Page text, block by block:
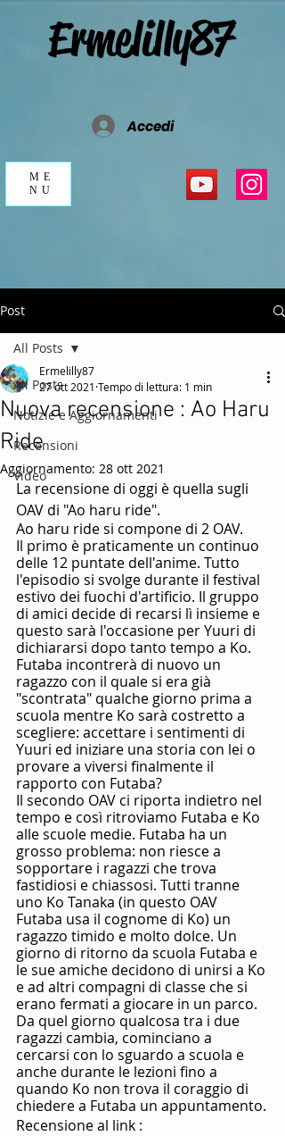
Ermelilly87
Accedi
ME
NU
Post
All Posts
Notizie e Aggiornamenti
Recensioni
Video
All Posts
Nuova recensione : Ao Haru
Ride
Ermelilly87
27 ott 2021 Tempo di lettura: 1 min
Aggiornamento: 28 ott 2021
La recensione di oggi è quella sugli
OAV di "Ao haru ride".
Ao haru ride si compone di 2 OAV.
Il primo è praticamente un continuo
delle 12 puntate dell'anime. Tutto
l'episodio si svolge durante il festival
estivo dei fuochi d'artificio. Il gruppo
di amici decide di recarsi lì insieme e
questo sarà l'occasione per Yuuri di
dichiararsi dopo tanto tempo a Ko.
Futaba incontrerà di nuovo un
ragazzo con il quale si era già
"scontrata" qualche giorno prima a
scuola mentre Ko sarà costretto a
scegliere: accettare i sentimenti di
Yuuri ed iniziare una storia con lei o
provare a viversi finalmente il
rapporto con Futaba?
Il secondo OAV ci riporta indietro nel
tempo e così ritroviamo Futaba e Ko
alle scuole medie. Futaba ha un
grosso problema: non riesce a
sopportare i ragazzi che trova
fastidiosi e chiassosi. Tutti tranne
uno Ko Tanaka (in questo OAV
Futaba usa il cognome di Ko) un
ragazzo timido e molto dolce. Un
giorno di ritorno da scuola Futaba e
le sue amiche decidono di unirsi a Ko
e ad altri compagni di classe che si
erano fermati a giocare in un parco.
Da quel giorno qualcosa tra i due
ragazzi cambia, cominciano a
cercarsi con lo sguardo a scuola e
anche durante le lezioni fino a
quando Ko non trova il coraggio di
chiedere a Futaba un appuntamento.
Recensione al link :